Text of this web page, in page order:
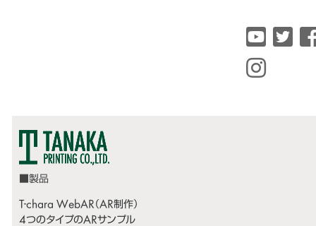
T-chara WebAR（AR制作）
4つのタイプのARサンプル